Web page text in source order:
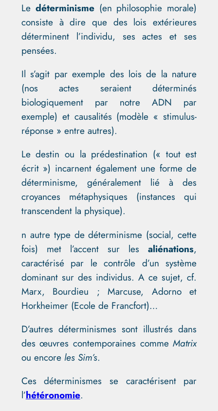
Le déterminisme(en philosophie morale)
consiste à dire que des lois extérieures
déterminent l’individu, ses actes et ses
pensées.
Il s’agit par exemple des lois de la nature
(nos actes seraient déterminés
biologiquement par notre ADN par
exemple) et causalités (modèle « stimulus-
réponse » entre autres).
Le destin ou la prédestination (« tout est
écrit ») incarnent également une forme de
déterminisme, généralement lié à des
croyances métaphysiques (instances qui
transcendent la physique).
n autre type de déterminisme (social, cette
fois) met l’accent sur lesaliénations,
caractérisé par le contrôle d’un système
dominant sur des individus. A ce sujet, cf.
Marx, Bourdieu ; Marcuse, Adorno et
Horkheimer (Ecole de Francfort)…
D’autres déterminismes sont illustrés dans
des œuvres contemporaines commeMatrix
ou encore les Sim’s.
Ces déterminismes se caractérisent par
l’hétéronomie.